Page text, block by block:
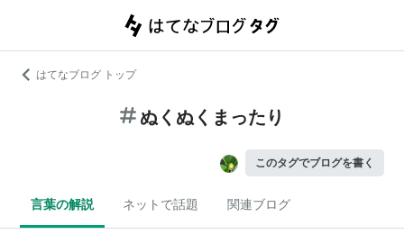
はてなブログ トップ
ぬくぬくまったり
このタグでブログを書く
言葉の解説 ネットで話題 関連ブログ